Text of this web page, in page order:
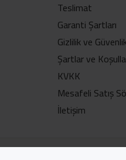
Teslimat
Garanti Şartları
Gizlilik ve
Şartlar ve
KVKK
Mesafeli Satış
İletişim